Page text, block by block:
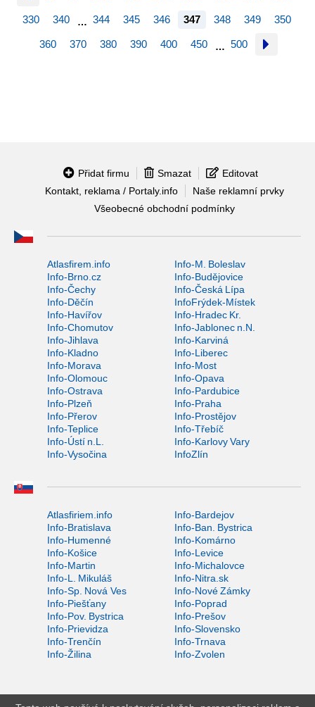
330 340 … 344 345 346 347 348 349 350
360 370 380 390 400 450 … 500
Přidat firmu Smazat
Editovat
Kontakt, reklama / Portaly.info
Naše reklamní prvky
Všeobecné obchodní podmínky
Atlasfirem.info
Info-M. Boleslav
Info-Brno.cz
Info-Budějovice
Info-Čechy
Info-Česká Lípa
Info-Děčín
InfoFrýdek-Místek
Info-Havířov
Info-Hradec Kr.
Info-Chomutov
Info-Jablonec n.N.
Info-Jihlava
Info-Karviná
Info-Kladno
Info-Liberec
Info-Morava
Info-Most
Info-Olomouc
Info-Opava
Info-Ostrava
Info-Pardubice
Info-Plzeň
Info-Praha
Info-Přerov
Info-Prostějov
Info-Teplice
Info-Třebíč
Info-Ústí n.L.
Info-Karlovy Vary
Info-Vysočina
InfoZlín
Atlasfiriem.info
Info-Bardejov
Info-Bratislava
Info-Ban. Bystrica
Info-Humenné
Info-Komárno
Info-Košice
Info-Levice
Info-Martin
Info-Michalovce
Info-L. Mikuláš
Info-Nitra.sk
Info-Sp. Nová Ves
Info-Nové Zámky
Info-Piešťany
Info-Poprad
Info-Pov. Bystrica
Info-Prešov
Info-Prievidza
Info-Slovensko
Info-Trenčín
Info-Trnava
Info-Žilina
Info-Zvolen